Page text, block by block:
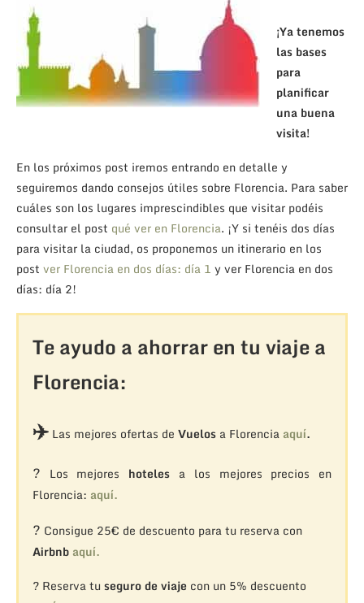
¡Ya tenemos
las bases
para
planificar
una buena
visita!
En los próximos post iremos entrando en detalle y
seguiremos dando consejos útiles sobre Florencia. Para saber
cuáles son los lugares imprescindibles que visitar podéis
consultar el post qué ver en Florencia. ¡Y si tenéis dos días
para visitar la ciudad, os proponemos un itinerario en los
post ver Florencia en dos días: día 1 y ver Florencia en dos
días: día 2!
Te ayudo a ahorrar en tu viaje a
Florencia:
✈️Las mejores ofertas de Vuelosa Florencia aquí.
? Los mejores hoteles a los mejores precios en
Florencia: aquí.
? Consigue 25€ de descuento para tu reserva con
Airbnb aquí.
? Reserva tu seguro de viaje con un 5% descuento